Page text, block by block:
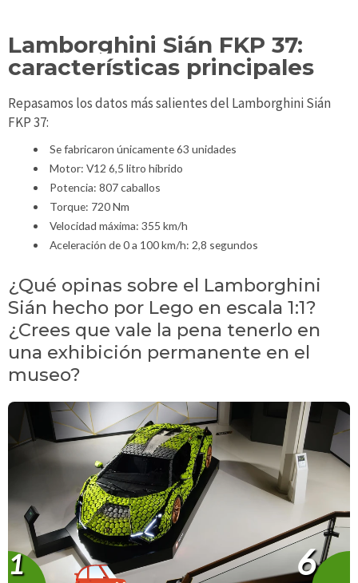
Lamborghini Sián FKP 37:
características principales
Repasamos los datos más salientes del Lamborghini Sián
FKP 37:
Se fabricaron únicamente 63 unidades
Motor: V12 6,5 litro híbrido
Potencia: 807 caballos
Torque: 720 Nm
Velocidad máxima: 355 km/h
Aceleración de 0 a 100 km/h: 2,8 segundos
¿Qué opinas sobre el Lamborghini
Sián hecho por Lego en escala 1:1?
¿Crees que vale la pena tenerlo en
una exhibición permanente en el
museo?
1 6